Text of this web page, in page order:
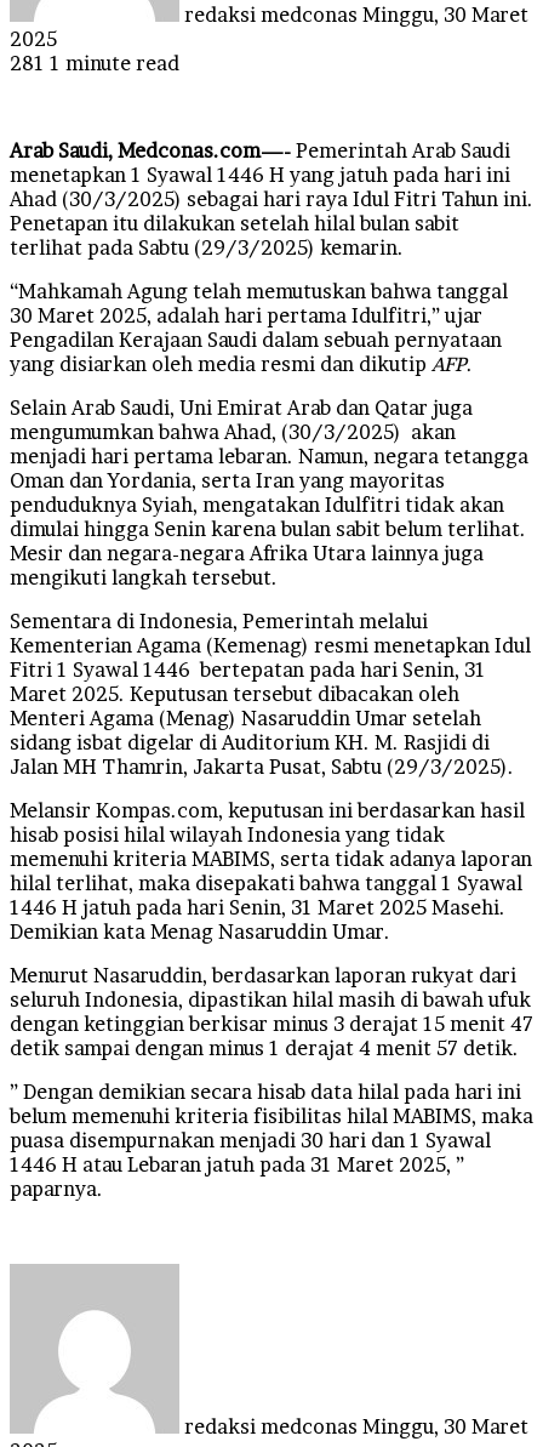
redaksi medconas Minggu, 30 Maret
2025
281 1 minute read
Arab Saudi, Medconas.com—- Pemerintah Arab Saudi
menetapkan 1 Syawal 1446 H yang jatuh pada hari ini
Ahad (30/3/2025) sebagai hari raya Idul Fitri Tahun ini.
Penetapan itu dilakukan setelah hilal bulan sabit
terlihat pada Sabtu (29/3/2025) kemarin.
“Mahkamah Agung telah memutuskan bahwa tanggal
30 Maret 2025, adalah hari pertama Idulfitri,” ujar
Pengadilan Kerajaan Saudi dalam sebuah pernyataan
yang disiarkan oleh media resmi dan dikutip AFP.
Selain Arab Saudi, Uni Emirat Arab dan Qatar juga
mengumumkan bahwa Ahad, (30/3/2025) akan
menjadi hari pertama lebaran. Namun, negara tetangga
Oman dan Yordania, serta Iran yang mayoritas
penduduknya Syiah, mengatakan Idulfitri tidak akan
dimulai hingga Senin karena bulan sabit belum terlihat.
Mesir dan negara-negara Afrika Utara lainnya juga
mengikuti langkah tersebut.
Sementara di Indonesia, Pemerintah melalui
Kementerian Agama (Kemenag) resmi menetapkan Idul
Fitri 1 Syawal 1446 bertepatan pada hari Senin, 31
Maret 2025. Keputusan tersebut dibacakan oleh
Menteri Agama (Menag) Nasaruddin Umar setelah
sidang isbat digelar di Auditorium KH. M. Rasjidi di
Jalan MH Thamrin, Jakarta Pusat, Sabtu (29/3/2025).
Melansir Kompas.com, keputusan ini berdasarkan hasil
hisab posisi hilal wilayah Indonesia yang tidak
memenuhi kriteria MABIMS, serta tidak adanya laporan
hilal terlihat, maka disepakati bahwa tanggal 1 Syawal
1446 H jatuh pada hari Senin, 31 Maret 2025 Masehi.
Demikian kata Menag Nasaruddin Umar.
Menurut Nasaruddin, berdasarkan laporan rukyat dari
seluruh Indonesia, dipastikan hilal masih di bawah ufuk
dengan ketinggian berkisar minus 3 derajat 15 menit 47
detik sampai dengan minus 1 derajat 4 menit 57 detik.
” Dengan demikian secara hisab data hilal pada hari ini
belum memenuhi kriteria fisibilitas hilal MABIMS, maka
puasa disempurnakan menjadi 30 hari dan 1 Syawal
1446 H atau Lebaran jatuh pada 31 Maret 2025, ”
paparnya.
redaksi medconas Minggu, 30 Maret